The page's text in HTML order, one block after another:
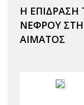
Η
ΝΕΦΡΟΥ
ΑΙΜΑΤΟΣ